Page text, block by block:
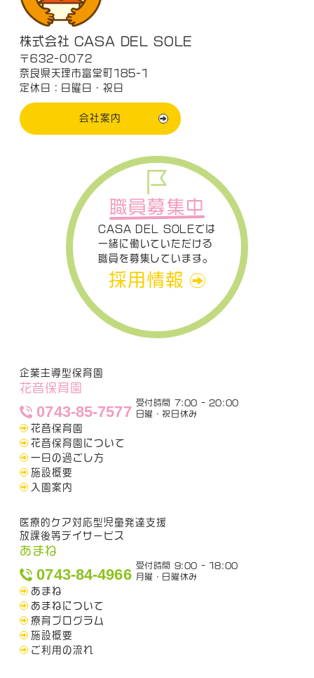
株式会社 CASA DEL SOLE
〒632-0072
奈良県天理市富堂町185-1
定休日：日曜日・祝日
会社案内
職員募集中
CASA DEL SOLEでは
一緒に働いていただける
職員を募集しています。
採用情報
企業主導型保育園
花音保育園
0743-85-7577
受付時間 7:00 - 20:00
日曜・祝日休み
花音保育園
花音保育園について
一日の過ごし方
施設概要
入園案内
医療的ケア対応型児童発達支援
放課後等デイサービス
あまね
0743-84-4966
受付時間 9:00 - 18:00
月曜・日曜休み
あまね
あまねについて
療育プログラム
施設概要
ご利用の流れ